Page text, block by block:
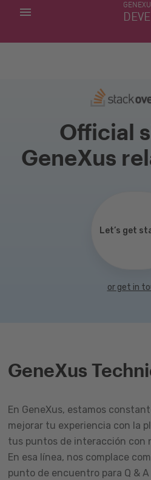
MIS APLICACIONES
Official
GeneXus
Let’s get
or get in
GeneXus
En GeneXus, estamos
mejorar tu experiencia con la
tus puntos de interacción con
En esa línea, nos complace
punto de encuentro para Q &